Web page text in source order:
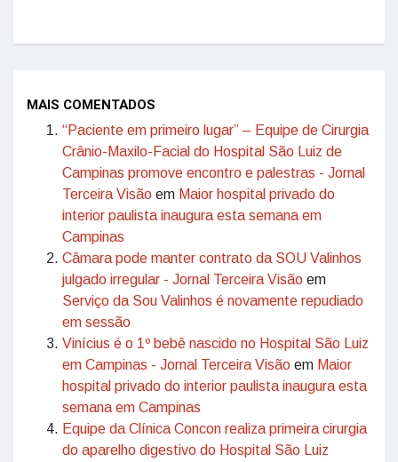
MAIS COMENTADOS
“Paciente em primeiro lugar” – Equipe de Cirurgia
Crânio-Maxilo-Facial do Hospital São Luiz de
Campinas promove encontro e palestras - Jornal
Terceira Visão em Maior hospital privado do
interior paulista inaugura esta semana em
Campinas
Câmara pode manter contrato da SOU Valinhos
julgado irregular - Jornal Terceira Visão em
Serviço da Sou Valinhos é novamente repudiado
em sessão
Vinícius é o 1º bebê nascido no Hospital São Luiz
em Campinas - Jornal Terceira Visão em Maior
hospital privado do interior paulista inaugura esta
semana em Campinas
Equipe da Clínica Concon realiza primeira cirurgia
do aparelho digestivo do Hospital São Luiz